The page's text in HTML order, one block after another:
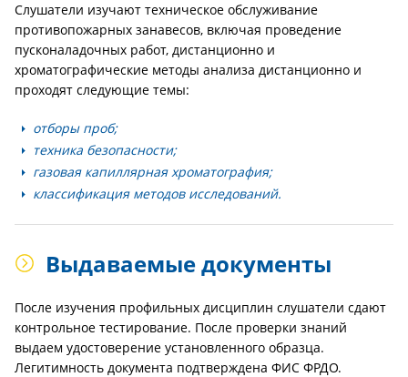
Слушатели изучают техническое обслуживание
противопожарных занавесов, включая проведение
пусконаладочных работ, дистанционно и
хроматографические методы анализа дистанционно и
проходят следующие темы:
отборы проб;
техника безопасности;
газовая капиллярная хроматография;
классификация методов исследований.
Выдаваемые документы
После изучения профильных дисциплин слушатели сдают
контрольное тестирование. После проверки знаний
выдаем удостоверение установленного образца.
Легитимность документа подтверждена ФИС ФРДО.